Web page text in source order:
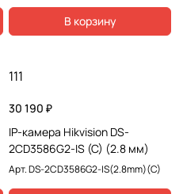
В корзину
111
30 190 ₽
IP-камера Hikvision DS-
2CD3586G2-IS (С) (2.8 мм)
Арт.DS-2CD3586G2-IS(2.8mm)(C)